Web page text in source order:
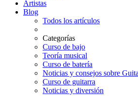
Artistas
Blog
Todos los artículos
Categorías
Curso de bajo
Teoría musical
Curso de batería
Noticias y consejos sobre
Curso de guitarra
Noticias y diversión